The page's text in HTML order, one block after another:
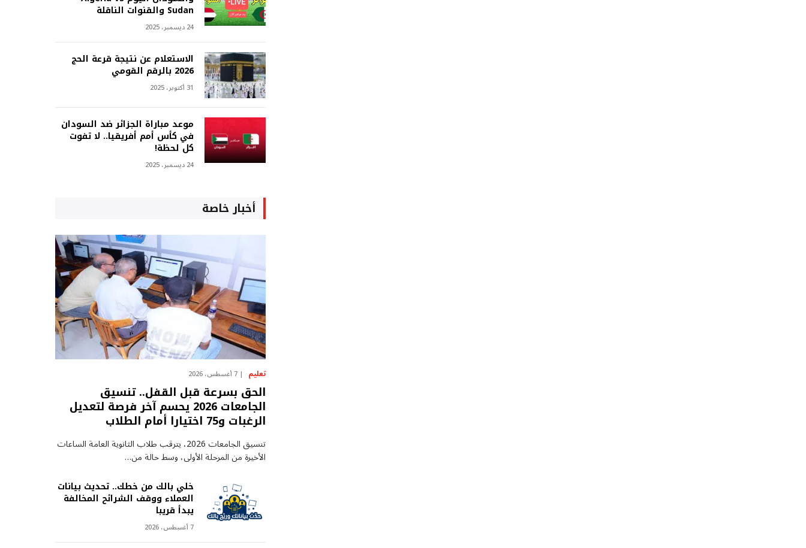
Sudan والقنوات الناقلة
24 ديسمبر، 2025
الاستعلام عن نتيجة قرعة الحج
2026 بالرقم القومي
31 أكتوبر، 2025
موعد مباراة الجزائر ضد السودان
في كأس أمم أفريقيا.. لا تفوت
كل لحظة!
24 ديسمبر، 2025
أخبار خاصة
تعليم 7 أغسطس، 2026
الحق بسرعة قبل القفل.. تنسيق
الجامعات 2026 يحسم آخر فرصة لتعديل
الرغبات و75 اختيارا أمام الطلاب
تنسيق الجامعات 2026، يترقب طلاب الثانوية العامة الساعات
الأخيرة من المرحلة الأولى، وسط حالة من…
خلي بالك من خطك.. تحديث بيانات
العملاء ووقف الشرائح المخالفة
يبدأ قريبا
7 أغسطس، 2026